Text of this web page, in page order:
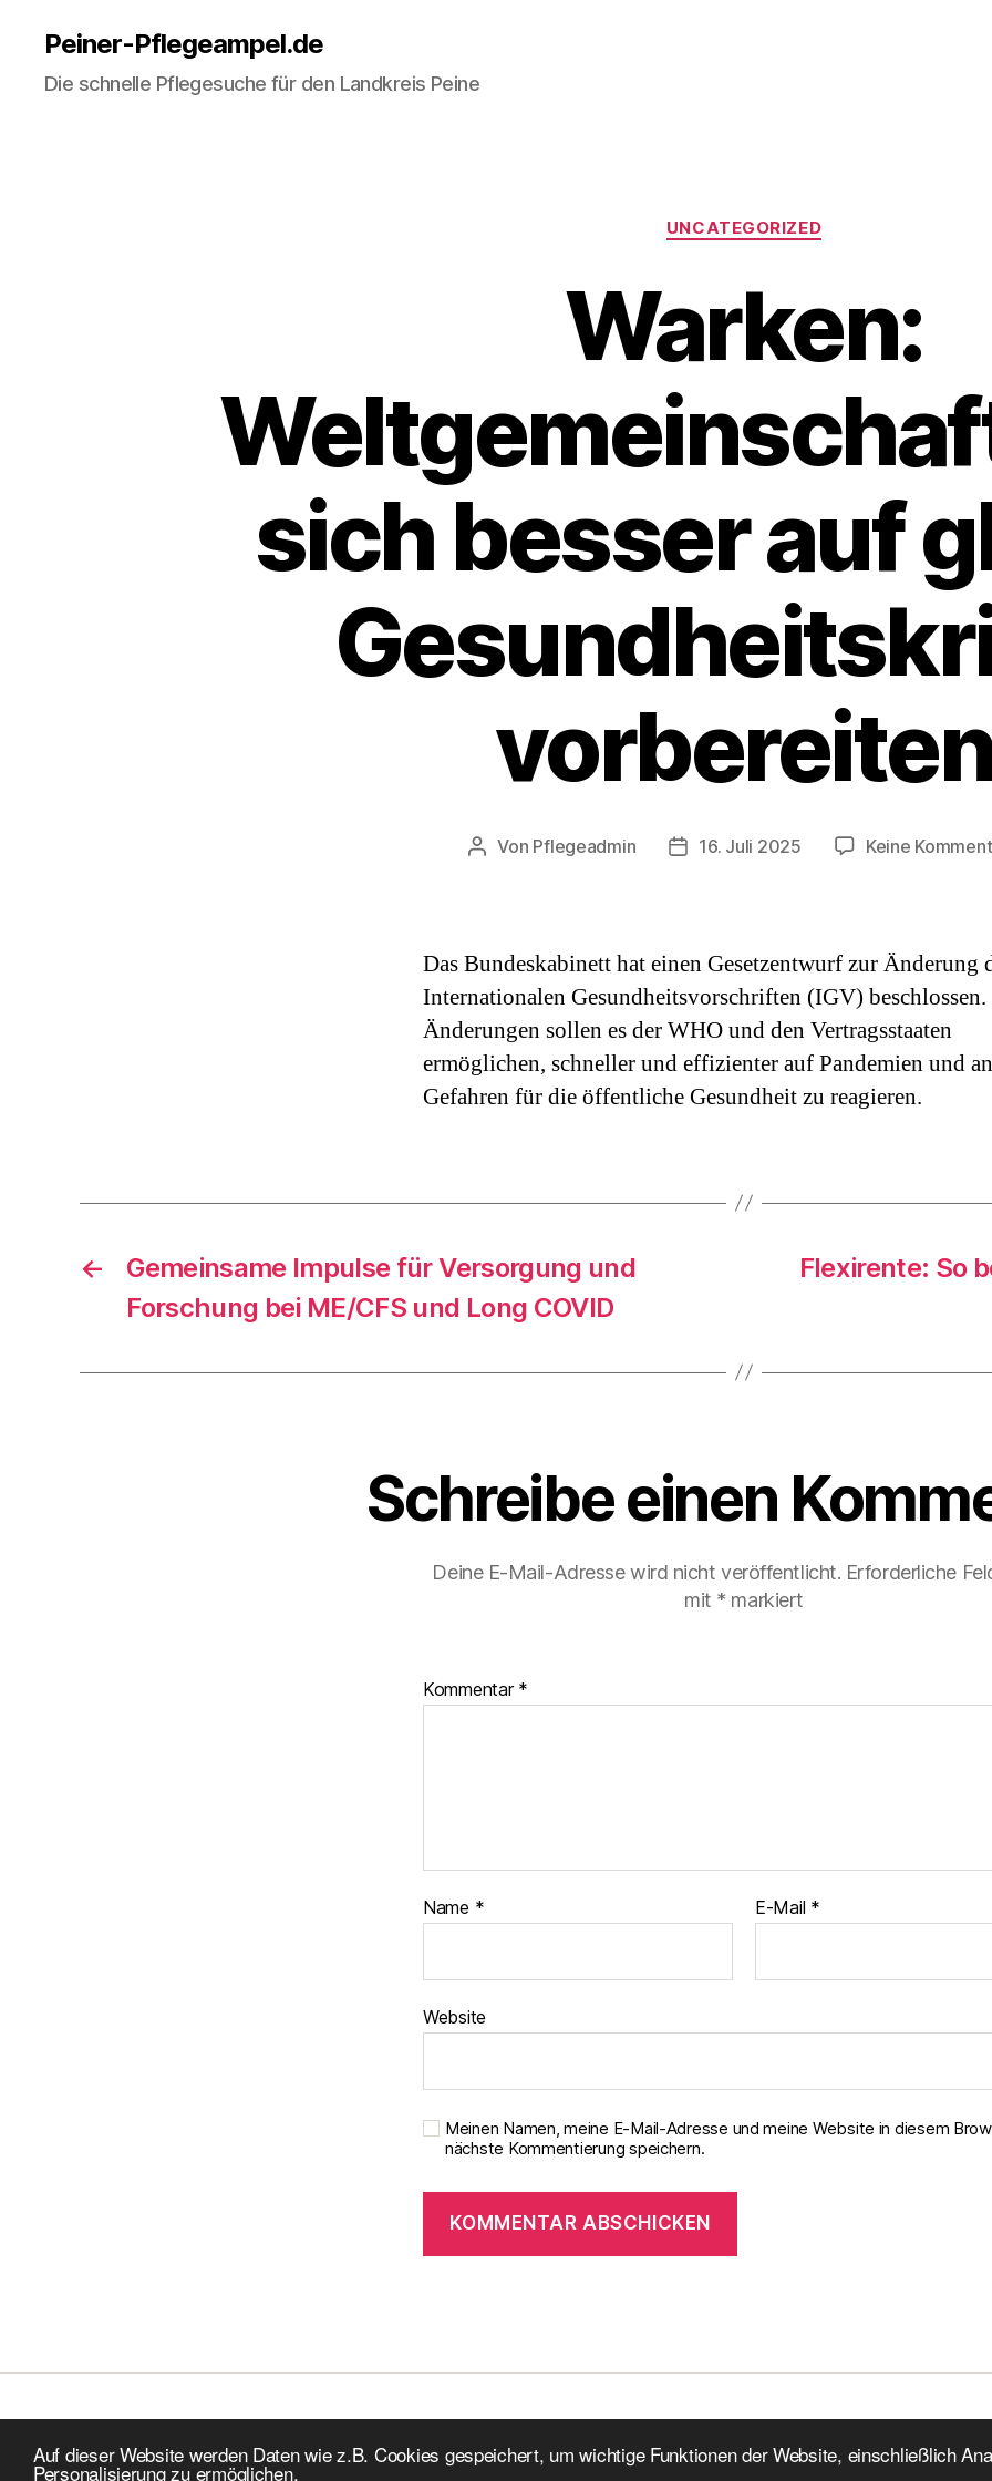
Auf dieser Website werden Daten wie z.B. Cookies gespeichert, um wichtige Funktionen der Website, einschließlich
Personalisierung zu ermöglichen.
Peiner-Pflegeampel.de
Die schnelle Pflegesuche für den Landkreis Peine
Kategorien
UNCATEGORIZED
Warken:
sich besser auf
vorbereiten
Beitragsautor
Von Pflegeadmin Beitragsdatum
16. Juli 2025 Keine
Das Bundeskabinett hat einen Gesetzentwurf zur Änderung
Internationalen Gesundheitsvorschriften (IGV)
Änderungen sollen es der WHO und den Vertragsstaaten
ermöglichen, schneller und effizienter auf Pandemien und
Gefahren für die öffentliche Gesundheit zu reagieren.
←
Gemeinsame Impulse für Versorgung und
Forschung bei ME/CFS und Long COVID
Flexirente: So
Schreibe einen
Deine E-Mail-Adresse wird nicht veröffentlicht. Erforderliche
mit * markiert
Kommentar *
Name * E-Mail *
Website
Meinen Namen, meine E-Mail-Adresse und meine Website in diesem
nächste Kommentierung speichern.